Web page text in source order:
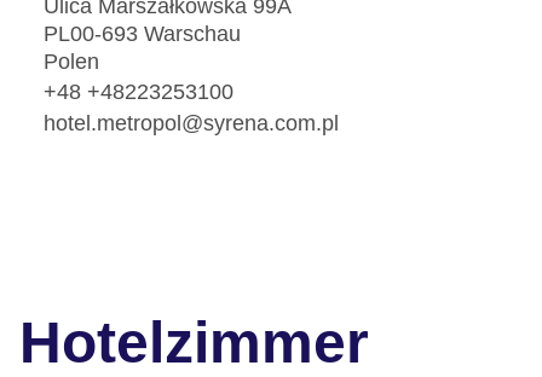
Ulica Marszałkowska 99A
PL00-693 Warschau
Polen
+48 +48223253100
hotel.metropol@syrena.com.pl
Hotelzimmer